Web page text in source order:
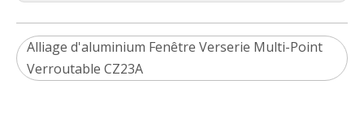
Alliage d'aluminium Fenêtre Verserie Multi-Point
Verroutable CZ23A